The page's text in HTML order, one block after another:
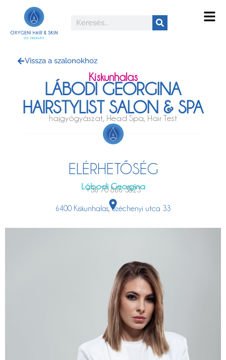
Vissza a szalonokhoz
Kiskunhalas
LÁBODI GEORGINA
HAIRSTYLIST SALON & SPA
hajgyógyászat, Head Spa, Hair Test
ELÉRHETŐSÉG
Lábodi Georgina
+36 70 866 3823
6400 Kiskunhalas, Széchenyi utca 33